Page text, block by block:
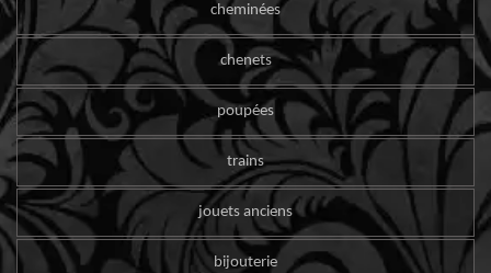
cheminées
chenets
poupées
trains
jouets anciens
bijouterie